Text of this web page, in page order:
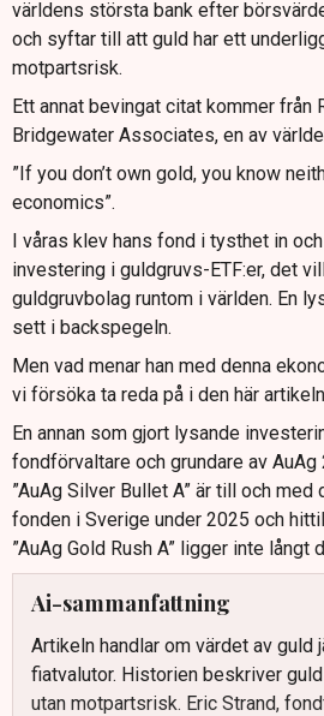
världens största bank efter
och syftar till att guld har ett
motpartsrisk.
Ett annat bevingat citat kommer från
Bridgewater Associates, en av
”If you don’t own gold, you know
economics”.
I våras klev hans fond i tysthet in
investering i guldgruvs-ETF:er, det
guldgruvbolag runtom i världen. En
sett i backspegeln.
Men vad menar han med denna
vi försöka ta reda på i den här
En annan som gjort lysande
fondförvaltare och grundare av
”AuAg Silver Bullet A” är till och
fonden i Sverige under 2025 och
”AuAg Gold Rush A” ligger inte långt
Ai-sammanfattning
Artikeln handlar om värdet av guld
fiatvalutor. Historien beskriver
utan motpartsrisk. Eric Strand,